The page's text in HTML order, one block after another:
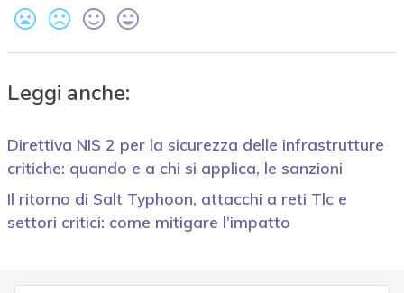
Leggi anche:
Direttiva NIS 2 per la sicurezza delle infrastrutture
critiche: quando e a chi si applica, le sanzioni
Il ritorno di Salt Typhoon, attacchi a reti Tlc e
settori critici: come mitigare l’impatto